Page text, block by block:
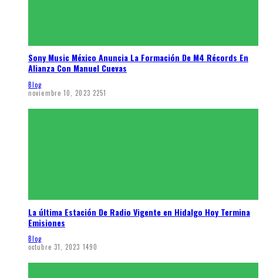
Sony Music México Anuncia La Formación De M4 Récords En
Alianza Con Manuel Cuevas
Blog
noviembre 10, 2023 2251
La última Estación De Radio Vigente en Hidalgo Hoy Termina
Emisiones
Blog
octubre 31, 2023 1490